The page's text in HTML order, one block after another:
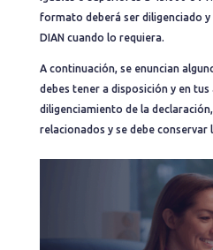
formato deberá ser diligenciado
DIAN cuando lo requiera.
A continuación, se enuncian
debes tener a disposición y en
diligenciamiento de la
relacionados y se debe